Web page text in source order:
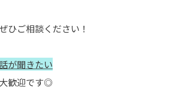
ひご相談ください！
が聞きたい
歓迎です◎